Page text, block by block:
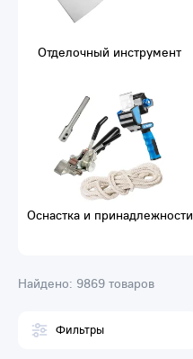
Отделочный инструмент
Оснастка и принадлежности
Найдено: 9869 товаров
Фильтры